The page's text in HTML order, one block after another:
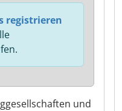
und
registrieren